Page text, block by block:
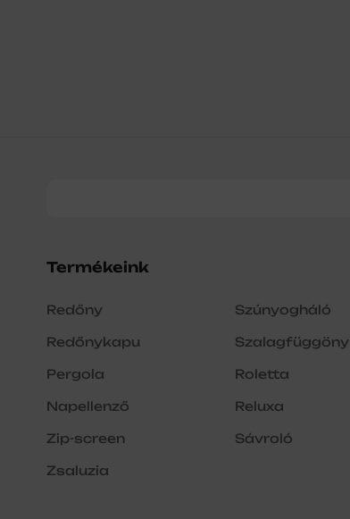
Termékeink
Redőny
Redőnykapu
Pergola
Napellenző
Zip-screen
Zsaluzia
Szúnyogháló
Szalagfüggöny
Roletta
Reluxa
Sávroló